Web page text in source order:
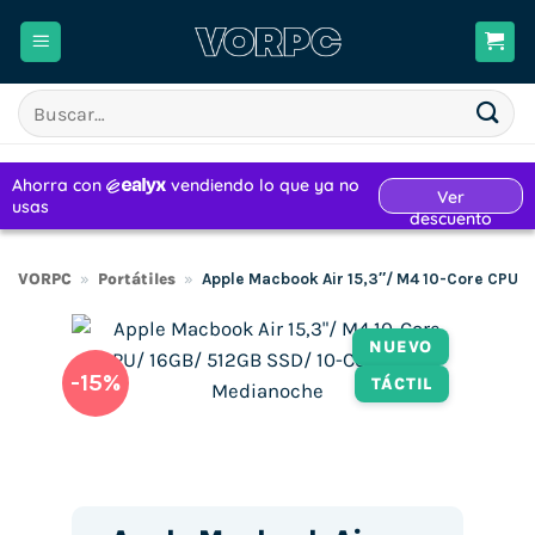
Buscar
por:
VORPC » Portátiles » Apple Macbook Air 15,3″/ M4 10-Core CPU/
NUEVO
TÁCTIL
-15%